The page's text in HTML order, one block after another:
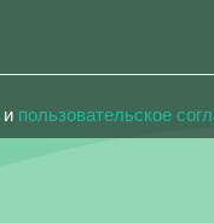
и пользовательское